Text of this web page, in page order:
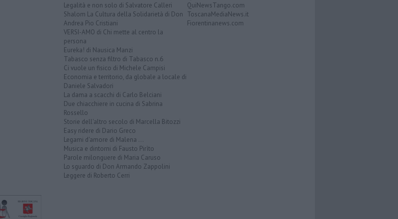
Legalità e non solo di Salvatore Calleri
Shalom La Cultura della Solidarietà di Don
Andrea Pio Cristiani
VERSI-AMO di Chi mette al centro la
persona
Eureka! di Nausica Manzi
Tabasco senza filtro di Tabasco n.6
Ci vuole un fisico di Michele Campisi
Economia e territorio, da globale a locale di
Daniele Salvadori
La dama a scacchi di Carlo Belciani
Due chiacchiere in cucina di Sabrina
Rossello
Storie dell'altro secolo di Marcella Bitozzi
Easy ridere di Dario Greco
Legami d'amore di Malena ...
Musica e dintorni di Fausto Pirìto
Parole milonguere di Maria Caruso
Lo sguardo di Don Armando Zappolini
Leggere di Roberto Cerri
QuiNewsTango.com
ToscanaMediaNews.it
Fiorentinanews.com